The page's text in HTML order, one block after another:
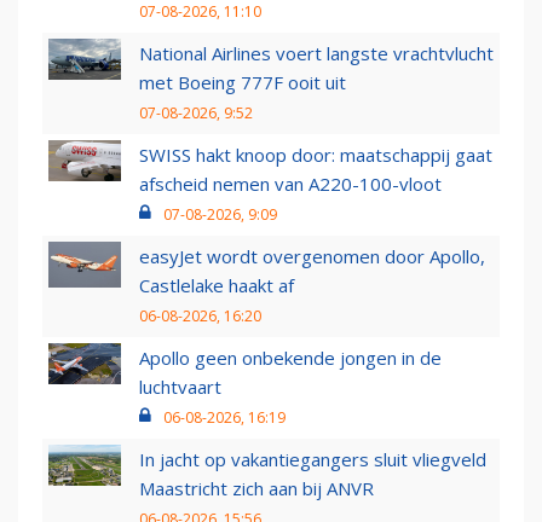
07-08-2026, 11:10
National Airlines voert langste vrachtvlucht
met Boeing 777F ooit uit
07-08-2026, 9:52
SWISS hakt knoop door: maatschappij gaat
afscheid nemen van A220-100-vloot
07-08-2026, 9:09
easyJet wordt overgenomen door Apollo,
Castlelake haakt af
06-08-2026, 16:20
Apollo geen onbekende jongen in de
luchtvaart
06-08-2026, 16:19
In jacht op vakantiegangers sluit vliegveld
Maastricht zich aan bij ANVR